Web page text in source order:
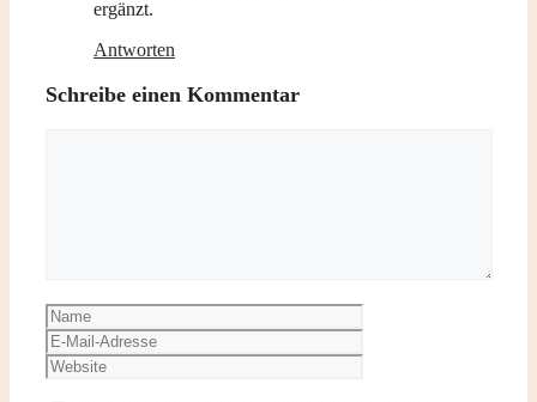
ergänzt.
Antworten
Schreibe einen Kommentar
Name
Mail-
Adresse